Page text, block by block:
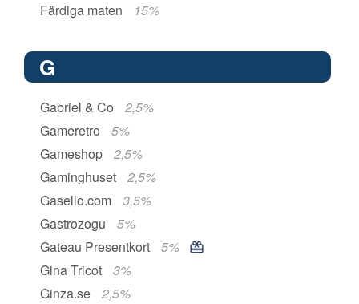
Färdiga maten
15%
G
Gabriel & Co
2,5%
Gameretro
5%
Gameshop
2,5%
Gaminghuset
2,5%
Gasello.com
3,5%
Gastrozogu
5%
Gateau Presentkort
5%
Gina Tricot
3%
Ginza.se
2,5%